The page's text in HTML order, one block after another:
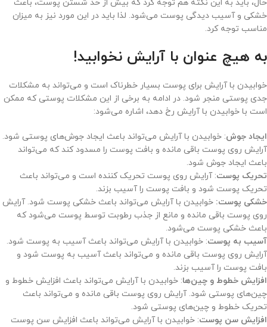
حال، باید به این نکته هم توجه کرد که بیش از حد شستن پوست، باعث
خشکی و آسیب دیدگی پوست می‌شود. لذا باید در این مورد نیز به میزان
مناسب توجه کرد.
به هیچ عنوان با آرایش نخوابید!
خوابیدن با آرایش برای پوست بسیار خطرناک است و می‌تواند به مشکلات
جدی پوستی منجر شود. در ادامه به برخی از این مشکلات پوستی که ممکن
است با خوابیدن با آرایش رخ دهد، اشاره می‌شود:
ایجاد جوش: خوابیدن با آرایش می‌تواند باعث ایجاد جوش‌های پوستی شود.
آرایش روی پوست باقی مانده و بافت پوست را مسدود کند که می‌تواند
باعث ایجاد جوش شود.
تحریک پوست: آرایش روی پوست تحریک کننده است و می‌تواند باعث
تحریک پوست شود و بافت پوست را آسیب بزند.
خشکی پوست: خوابیدن با آرایش می‌تواند باعث خشکی پوست شود. آرایش
روی پوست باقی مانده و مانع از جذب رطوبت توسط پوست می‌شود که
باعث خشکی پوست می‌شود.
آسیب به پوست: خوابیدن با آرایش می‌تواند باعث آسیب به پوست شود.
آرایش روی پوست باقی مانده و می‌تواند باعث آسیب به پوست شود و
بافت پوست را آسیب بزند.
افزایش خطوط و چین‌ها: خوابیدن با آرایش می‌تواند باعث افزایش خطوط و
چین‌های پوستی شود. آرایش روی پوست باقی مانده و می‌تواند باعث
تحریک خطوط و چین‌های پوستی شود.
افزایش سن پوست: خوابیدن با آرایش می‌تواند باعث افزایش سن پوست